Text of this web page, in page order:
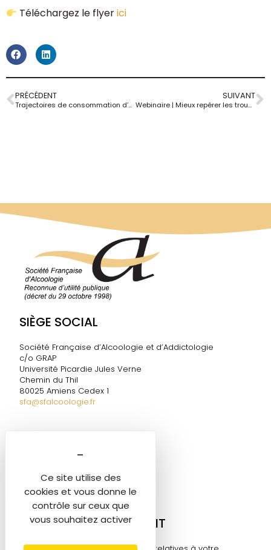
Ce site utilise des
cookies et vous donne le
contrôle sur ceux que
vous souhaitez activer
Téléchargez le flyerici
PRÉCÉDENT
Trajectoires de consommation d’alcool et engagement des utilisateurs de l’application MyDéfi® lors du Défi de Janvier 2024
SUIVANT
Webinaire | Mieux repérer les troubles cognitifs liés à l’alcool : de la science à la pratique clinique
SIÈGE SOCIAL
Société Française d’Alcoologie et d’Addictologie
c/o GRAP
Université Picardie Jules Verne
Chemin du Thil
80025 Amiens Cedex 1
sfa@sfalcoologie.fr
Tél. 06 60 58 06 05
sfa@sfalcoologie.fr
MON COMPTE ADHÉRENT